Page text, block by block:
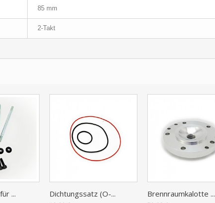
85 mm
2-Takt
... Dichtungssatz (O-... Brennraumkalotte ...